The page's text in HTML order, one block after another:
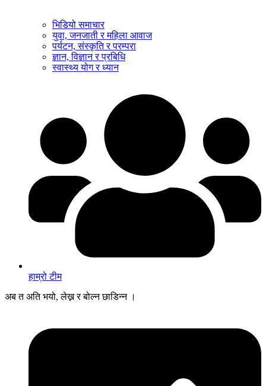
भिडियो समाचार
युवा, जनजाती र महिला आवाज
पर्यटन, संस्कृति र परम्परा
ज्ञान, विज्ञान र प्रबिधि
स्वास्थ्य योग र ध्यान
हाम्रो टीम
अब त अति भयो, लेख्न र बोल्न छाडिन्न ।